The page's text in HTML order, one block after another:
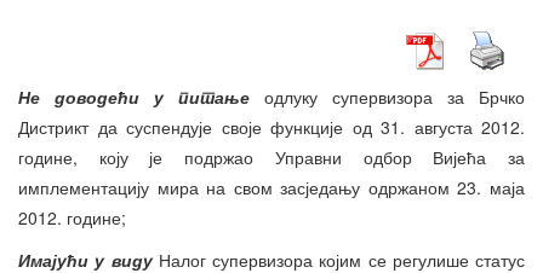
Не доводећи у питање одлуку супервизора за Брчко
Дистрикт да суспендује своје функције од 31. августа 2012.
године, коју је подржао Управни одбор Вијећа за
имплементацију мира на свом засједању одржаном 23. маја
2012. године;
Имајући у виду Налог супервизора којим се регулише статус